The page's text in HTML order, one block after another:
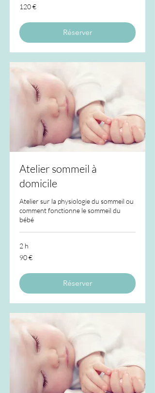
120
euros
120 €
Réserver
Atelier sommeil à
domicile
Atelier sur la physiologie du sommeil ou
comment fonctionne le sommeil du
bébé
2 h
90
euros
90 €
Réserver